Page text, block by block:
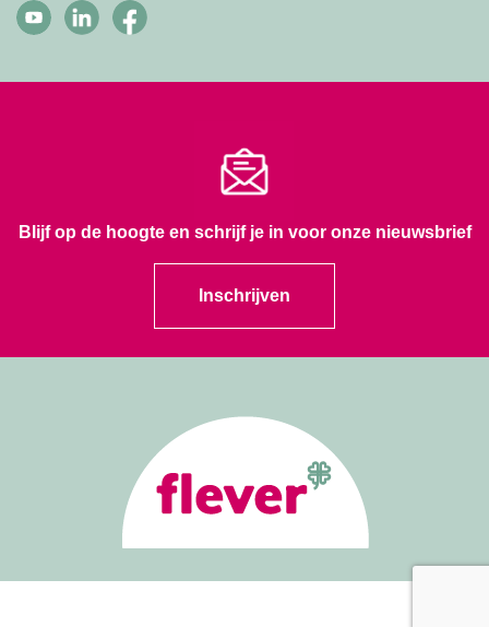
Blijf op de hoogte en schrijf je in voor onze nieuwsbrief
Inschrijven